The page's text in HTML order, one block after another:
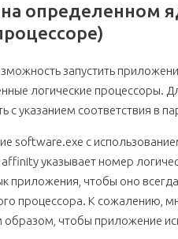
определенном
запустить
логические процессоры.
с указанием соответствия в
software.exe с
указывает номер
приложения, чтобы оно всегда
процессора. К сожалению,
чтобы приложение